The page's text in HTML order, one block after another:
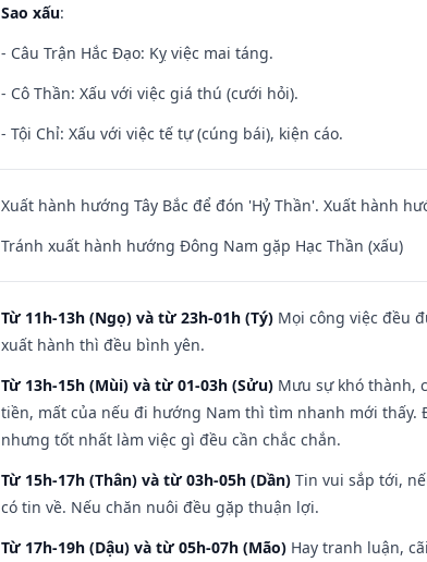
Sao xấu:
- Câu Trận Hắc Đạo: Kỵ việc mai táng.
- Cô Thần: Xấu với việc giá thú (cưới hỏi).
- Tội Chỉ: Xấu với việc tế tự (cúng bái), kiện cáo.
Xuất hành hướng Tây Bắc để đón 'Hỷ Thần'. Xuất hành
Tránh xuất hành hướng Đông Nam gặp Hạc Thần (xấu)
Từ 11h-13h (Ngọ) và từ 23h-01h (Tý) Mọi công việc đều
xuất hành thì đều bình yên.
Từ 13h-15h (Mùi) và từ 01-03h (Sửu) Mưu sự khó thành,
tiền, mất của nếu đi hướng Nam thì tìm nhanh mới
nhưng tốt nhất làm việc gì đều cần chắc chắn.
Từ 15h-17h (Thân) và từ 03h-05h (Dần) Tin vui sắp tới,
có tin về. Nếu chăn nuôi đều gặp thuận lợi.
Từ 17h-19h (Dậu) và từ 05h-07h (Mão) Hay tranh luận,